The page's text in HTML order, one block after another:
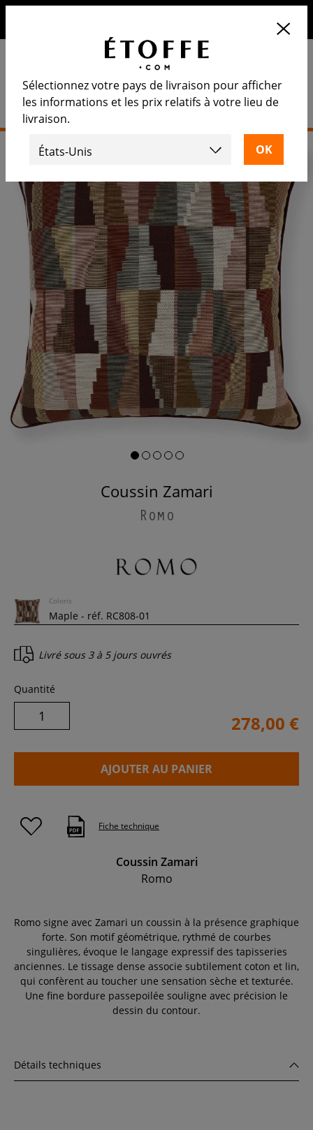
Coussin Zamari
Romo
Coloris
Livré sous 3 à 5 jours ouvrés
Quantité
278,00 €
AJOUTER AU PANIER
Fiche technique
Coussin Zamari
Romo
Romo signe avec Zamari un coussin à la présence graphique
forte. Son motif géométrique, rythmé de courbes
singulières, évoque le langage expressif des tapisseries
anciennes. Le tissage dense associe subtilement coton et lin,
qui confèrent au toucher une sensation sèche et texturée.
Une fine bordure passepoilée souligne avec précision le
dessin du contour.
Détails techniques
Sélectionnez votre pays de livraison pour afficher
les informations et les prix relatifs à votre lieu de
livraison.